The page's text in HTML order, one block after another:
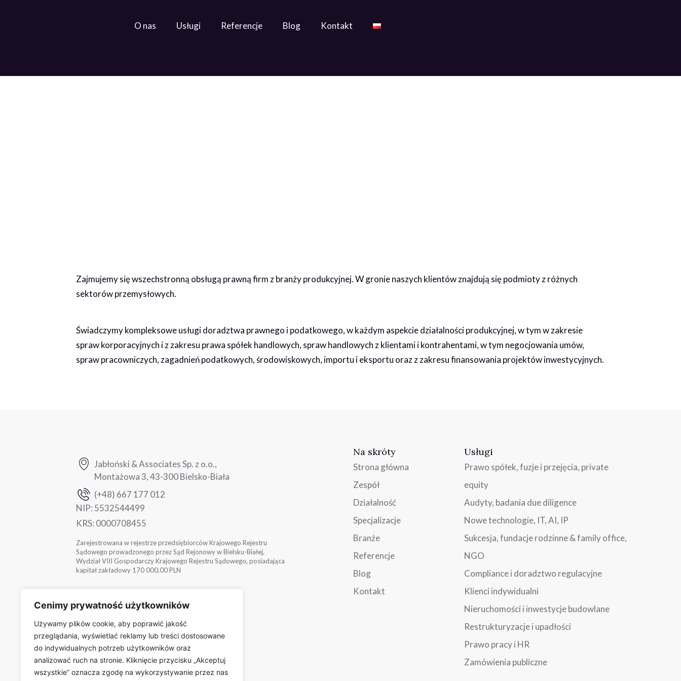
Cenimy prywatność użytkowników
Używamy plików cookie, aby poprawić jakość
przeglądania, wyświetlać reklamy lub treści dostosowane
do indywidualnych potrzeb użytkowników oraz
analizować ruch na stronie. Kliknięcie przycisku „Akceptuj
wszystkie” oznacza zgodę na wykorzystywanie przez nas
O nas Usługi Referencje Blog Kontakt
Zajmujemy się wszechstronną obsługą prawną firm z branży produkcyjnej. W gronie naszych klientów znajdują się podmioty z różnych
sektorów przemysłowych.
Świadczymy kompleksowe usługi doradztwa prawnego i podatkowego, w każdym aspekcie działalności produkcyjnej, w tym w zakresie
spraw korporacyjnych i z zakresu prawa spółek handlowych, spraw handlowych z klientami i kontrahentami, w tym negocjowania umów,
spraw pracowniczych, zagadnień podatkowych, środowiskowych, importu i eksportu oraz z zakresu finansowania projektów inwestycyjnych.
Jabłoński & Associates Sp. z o.o.,
Montażowa 3, 43-300 Bielsko-Biała
(+48) 667 177 012
NIP: 5532544499
KRS: 0000708455
Zarejestrowana w rejestrze przedsiębiorców Krajowego Rejestru
Sądowego prowadzonego przez Sąd Rejonowy w Bielsku-Białej,
Wydział VIII Gospodarczy Krajowego Rejestru Sądowego, posiadająca
kapitał zakładowy 170 000,00 PLN
Na skróty
Strona główna
Zespół
Działalność
Specjalizacje
Branże
Referencje
Blog
Kontakt
Usługi
Prawo spółek, fuzje i przejęcia, private
equity
Audyty, badania due diligence
Nowe technologie, IT, AI, IP
Sukcesja, fundacje rodzinne & family office,
NGO
Compliance i doradztwo regulacyjne
Klienci indywidualni
Nieruchomości i inwestycje budowlane
Restrukturyzacje i upadłości
Prawo pracy i HR
Zamówienia publiczne